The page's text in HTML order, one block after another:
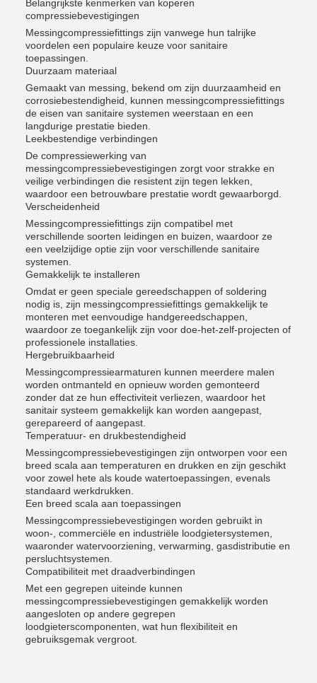
Belangrijkste kenmerken van koperen
compressiebevestigingen
Messingcompressiefittings zijn vanwege hun talrijke
voordelen een populaire keuze voor sanitaire
toepassingen.
Duurzaam materiaal
Gemaakt van messing, bekend om zijn duurzaamheid en
corrosiebestendigheid, kunnen messingcompressiefittings
de eisen van sanitaire systemen weerstaan en een
langdurige prestatie bieden.
Leekbestendige verbindingen
De compressiewerking van
messingcompressiebevestigingen zorgt voor strakke en
veilige verbindingen die resistent zijn tegen lekken,
waardoor een betrouwbare prestatie wordt gewaarborgd.
Verscheidenheid
Messingcompressiefittings zijn compatibel met
verschillende soorten leidingen en buizen, waardoor ze
een veelzijdige optie zijn voor verschillende sanitaire
systemen.
Gemakkelijk te installeren
Omdat er geen speciale gereedschappen of soldering
nodig is, zijn messingcompressiefittings gemakkelijk te
monteren met eenvoudige handgereedschappen,
waardoor ze toegankelijk zijn voor doe-het-zelf-projecten of
professionele installaties.
Hergebruikbaarheid
Messingcompressiearmaturen kunnen meerdere malen
worden ontmanteld en opnieuw worden gemonteerd
zonder dat ze hun effectiviteit verliezen, waardoor het
sanitair systeem gemakkelijk kan worden aangepast,
gerepareerd of aangepast.
Temperatuur- en drukbestendigheid
Messingcompressiebevestigingen zijn ontworpen voor een
breed scala aan temperaturen en drukken en zijn geschikt
voor zowel hete als koude watertoepassingen, evenals
standaard werkdrukken.
Een breed scala aan toepassingen
Messingcompressiebevestigingen worden gebruikt in
woon-, commerciële en industriële loodgietersystemen,
waaronder watervoorziening, verwarming, gasdistributie en
persluchtsystemen.
Compatibiliteit met draadverbindingen
Met een gegrepen uiteinde kunnen
messingcompressiebevestigingen gemakkelijk worden
aangesloten op andere gegrepen
loodgieterscomponenten, wat hun flexibiliteit en
gebruiksgemak vergroot.